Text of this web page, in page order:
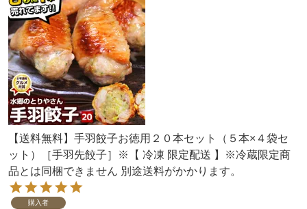
【送料無料】手羽餃子お徳用２０本セット（５本×４袋セ
ット）［手羽先餃子］※【 冷凍 限定配送 】※冷蔵限定商
品とは同梱できません 別途送料がかかります。
購入者